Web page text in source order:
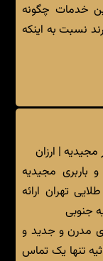
خدمات چگونه
نسبت به اینکه
مجیدیه | ارزان
باربری مجیدیه
تهران ارائه
جنوبی
مدرن و جدید و
تنها یک تماس